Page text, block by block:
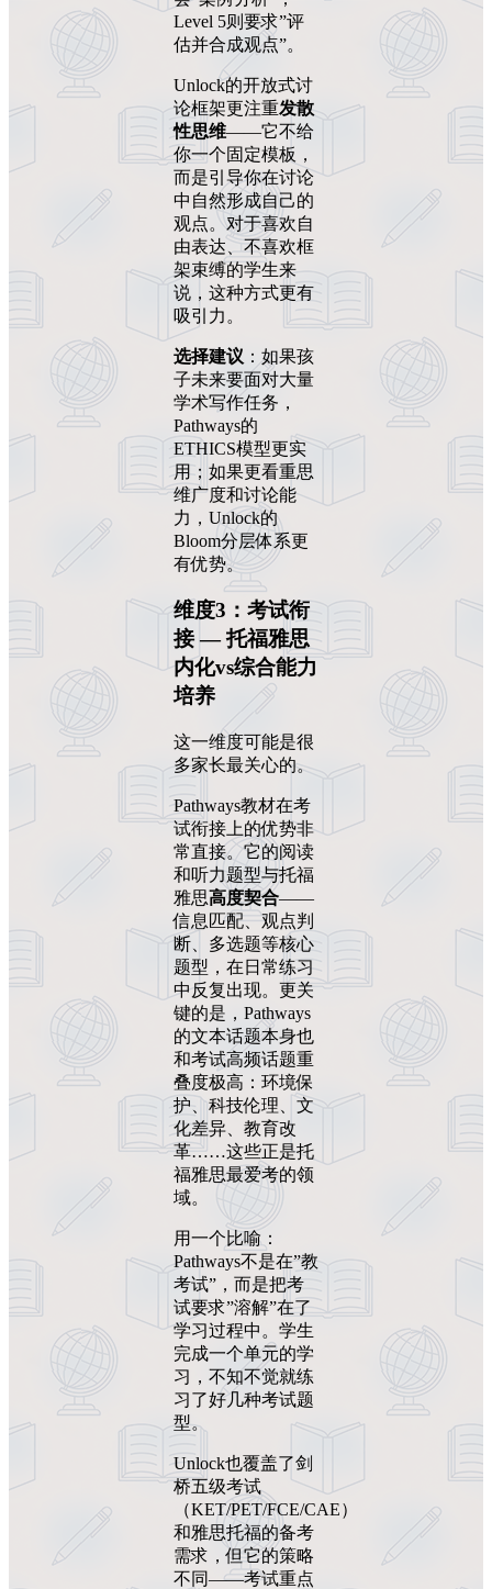
Level 5则要求”评
估并合成观点”。
Unlock的开放式讨
论框架更注重发散
性思维——它不给
你一个固定模板，
而是引导你在讨论
中自然形成自己的
观点。对于喜欢自
由表达、不喜欢框
架束缚的学生来
说，这种方式更有
吸引力。
选择建议 ：如果孩
子未来要面对大量
学术写作任务，
Pathways的
ETHICS模型更实
用；如果更看重思
维广度和讨论能
力，Unlock的
Bloom分层体系更
有优势。
维度3：考试衔
接 — 托福雅思
内化vs综合能力
培养
这一维度可能是很
多家长最关心的。
Pathways教材在考
试衔接上的优势非
常直接。它的阅读
和听力题型与托福
雅思高度契合——
信息匹配、观点判
断、多选题等核心
题型，在日常练习
中反复出现。更关
键的是，Pathways
的文本话题本身也
和考试高频话题重
叠度极高：环境保
护、科技伦理、文
化差异、教育改
革……这些正是托
福雅思最爱考的领
域。
用一个比喻：
Pathways不是在”教
考试”，而是把考
试要求”溶解”在了
学习过程中。学生
完成一个单元的学
习，不知不觉就练
习了好几种考试题
型。
Unlock也覆盖了剑
桥五级考试
（KET/PET/FCE/CAE）
和雅思托福的备考
需求，但它的策略
不同——考试重点